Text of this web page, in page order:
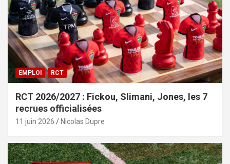
EMPLOI RCT
RCT 2026/2027 : Fickou, Slimani, Jones, les 7
recrues officialisées
11 juin 2026 Nicolas Dupre